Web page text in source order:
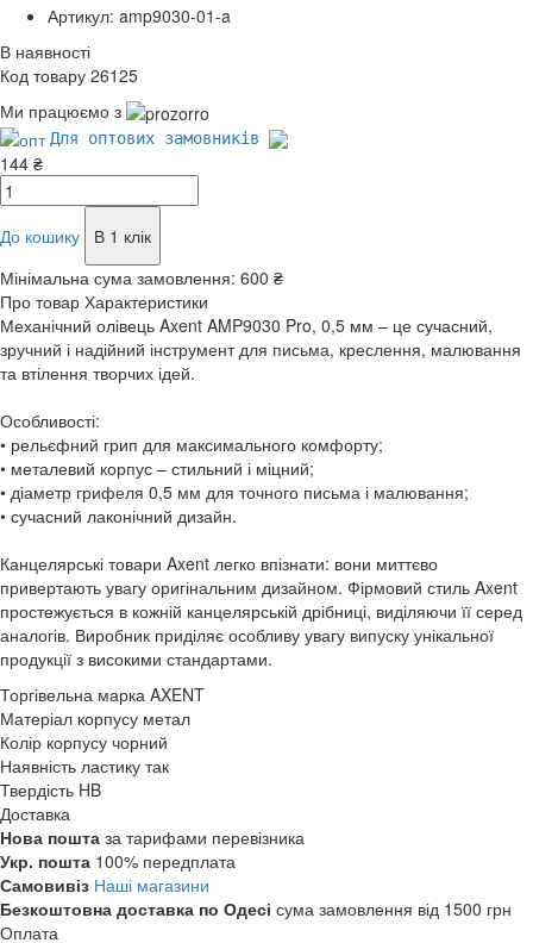
Артикул: amp9030-01-a
В наявності
Код товару 26125
Ми працюємо з
Для оптових замовників
144 ₴
До кошику
В 1 клік
Мінімальна сума замовлення: 600 ₴
Про товар Характеристики
Механічний олівець Axent AMP9030 Pro, 0,5 мм – це сучасний,
зручний і надійний інструмент для письма, креслення, малювання
та втілення творчих ідей.
Особливості:
• рельєфний грип для максимального комфорту;
• металевий корпус – стильний і міцний;
• діаметр грифеля 0,5 мм для точного письма і малювання;
• сучасний лаконічний дизайн.
Канцелярські товари Axent легко впізнати: вони миттєво
привертають увагу оригінальним дизайном. Фірмовий стиль Axent
простежується в кожній канцелярській дрібниці, виділяючи її серед
аналогів. Виробник приділяє особливу увагу випуску унікальної
продукції з високими стандартами.
Торгівельна марка AXENT
Матеріал корпусу метал
Колір корпусу чорний
Наявність ластику так
Твердість HB
Доставка
Нова пошта за тарифами перевізника
Укр. пошта 100% передплата
Самовивіз Наші магазини
Безкоштовна доставка по Одесі сума замовлення від 1500 грн
Оплата